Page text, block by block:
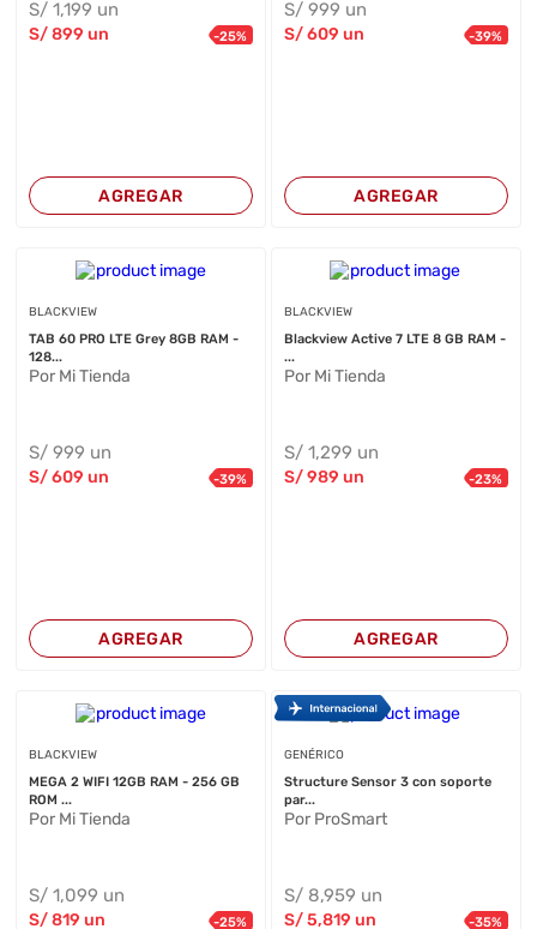
S/1,199 un
S/899 un -25%
AGREGAR
S/ 999 un
S/609 un -39%
AGREGAR
BLACKVIEW
TAB 60 PRO LTE Grey 8GB RAM -
128...
Por Mi Tienda
S/999 un
S/609 un -39%
AGREGAR
BLACKVIEW
Blackview Active 7 LTE 8 GB RAM -
...
Por Mi Tienda
S/ 1,299 un
S/989 un -23%
AGREGAR
BLACKVIEW
MEGA 2 WIFI 12GB RAM - 256 GB
ROM ...
Por Mi Tienda
S/1,099 un
S/819 un -25%
GENÉRICO
Structure Sensor 3 con soporte
par...
Por ProSmart
S/ 8,959 un
S/5,819 un -35%